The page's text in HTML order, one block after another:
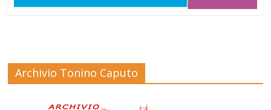
Archivio Tonino Caputo